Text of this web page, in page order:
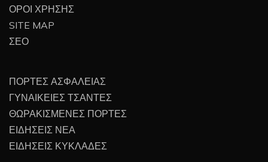
ΟΡΟΙ ΧΡΗΣΗΣ
SITE MAP
ΣΕΟ
ΠΟΡΤΕΣ ΑΣΦΑΛΕΙΑΣ
ΓΥΝΑΙΚΕΙΕΣ ΤΣΑΝΤΕΣ
ΘΩΡΑΚΙΣΜΕΝΕΣ ΠΟΡΤΕΣ
ΕΙΔΗΣΕΙΣ ΝΕΑ
ΕΙΔΗΣΕΙΣ ΚΥΚΛΑΔΕΣ